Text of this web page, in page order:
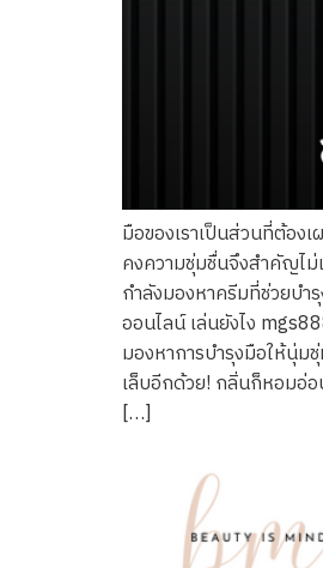
มือของเราเป็นส่วนที่ต้อง
คงความชุ่มชื่นจึงสำคัญไ
กำลังมองหาครีมที่ช่วยบำ
ออนไลน์ เล่นยังไง
มองหาการบำรุงมือให้นุ่ม
เล็บอีกด้วย! กลิ่นก็หอมอ่อ
[…]